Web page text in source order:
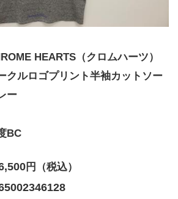
HEARTS（クロムハーツ）
ルロゴプリント半袖カットソー
ー
BC
円（税込）